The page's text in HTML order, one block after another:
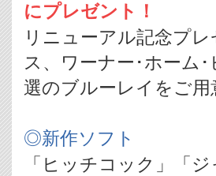
にプレゼント！
リニューアル記念プ
ス、ワーナー･ホーム
選のブルーレイをご用
◎新作ソフト
「ヒッチコック」「